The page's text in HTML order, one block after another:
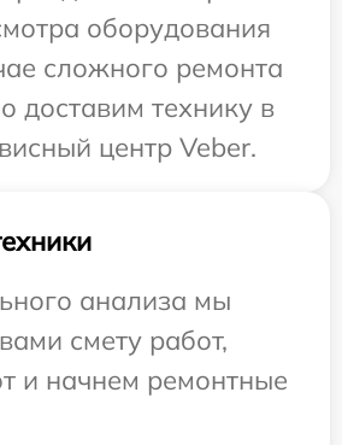
оборудования
сложного ремонта
доставим технику в
центр Veber.
анализа мы
смету работ,
и начнем ремонтные